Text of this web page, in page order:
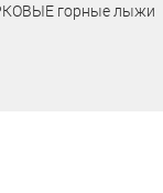
горные лыжи